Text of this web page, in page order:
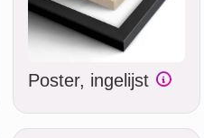
Poster, ingelijst